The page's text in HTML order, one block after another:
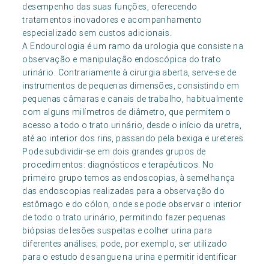
desempenho das suas funções, oferecendo
tratamentos inovadores e acompanhamento
especializado sem custos adicionais.
A Endourologia é um ramo da urologia que consiste na
observação e manipulação endoscópica do trato
urinário. Contrariamente à cirurgia aberta, serve-se de
instrumentos de pequenas dimensões, consistindo em
pequenas câmaras e canais de trabalho, habitualmente
com alguns milímetros de diâmetro, que permitem o
acesso a todo o trato urinário, desde o início da uretra,
até ao interior dos rins, passando pela bexiga e ureteres.
Pode subdividir-se em dois grandes grupos de
procedimentos: diagnósticos e terapêuticos. No
primeiro grupo temos as endoscopias, à semelhança
das endoscopias realizadas para a observação do
estômago e do cólon, onde se pode observar o interior
de todo o trato urinário, permitindo fazer pequenas
biópsias de lesões suspeitas e colher urina para
diferentes análises; pode, por exemplo, ser utilizado
para o estudo de sangue na urina e permitir identificar